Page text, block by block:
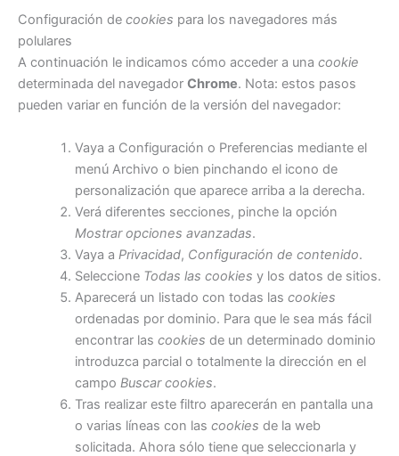
Configuración de cookies para los navegadores más
polulares
A continuación le indicamos cómo acceder a una cookie
determinada del navegador Chrome. Nota: estos pasos
pueden variar en función de la versión del navegador:
Vaya a Configuración o Preferencias mediante el
menú Archivo o bien pinchando el icono de
personalización que aparece arriba a la derecha.
Verá diferentes secciones, pinche la opción
Mostrar opciones avanzadas.
Vaya a Privacidad, Configuración de contenido.
Seleccione Todas las cookies y los datos de sitios.
Aparecerá un listado con todas las cookies
ordenadas por dominio. Para que le sea más fácil
encontrar las cookies de un determinado dominio
introduzca parcial o totalmente la dirección en el
campo Buscar cookies.
Tras realizar este filtro aparecerán en pantalla una
o varias líneas con las cookies de la web
solicitada. Ahora sólo tiene que seleccionarla y